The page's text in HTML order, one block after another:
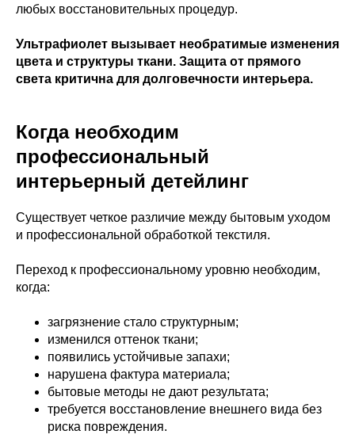
любых восстановительных процедур.
Ультрафиолет вызывает необратимые изменения
цвета и структуры ткани. Защита от прямого
света критична для долговечности интерьера.
Когда необходим
профессиональный
интерьерный детейлинг
Существует четкое различие между бытовым уходом
и профессиональной обработкой текстиля.
Переход к профессиональному уровню необходим,
когда:
загрязнение стало структурным;
изменился оттенок ткани;
появились устойчивые запахи;
нарушена фактура материала;
бытовые методы не дают результата;
требуется восстановление внешнего вида без
риска повреждения.